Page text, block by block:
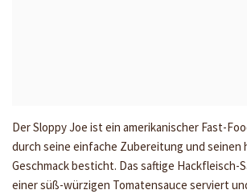
Der Sloppy Joe ist ein amerikanischer Fast-
durch seine einfache Zubereitung und seinen
Geschmack besticht. Das saftige Hackfleisch-
einer süß-würzigen Tomatensauce serviert